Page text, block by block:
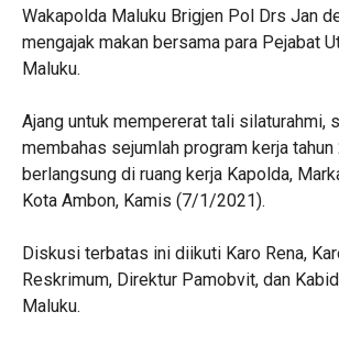
Wakapolda Maluku Brigjen Pol Drs Jan
mengajak makan bersama para Pejabat
Maluku.
Ajang untuk mempererat tali silaturahmi,
membahas sejumlah program kerja
berlangsung di ruang kerja Kapolda,
Kota Ambon, Kamis (7/1/2021).
Diskusi terbatas ini diikuti Karo Rena,
Reskrimum, Direktur Pamobvit, dan
Maluku.